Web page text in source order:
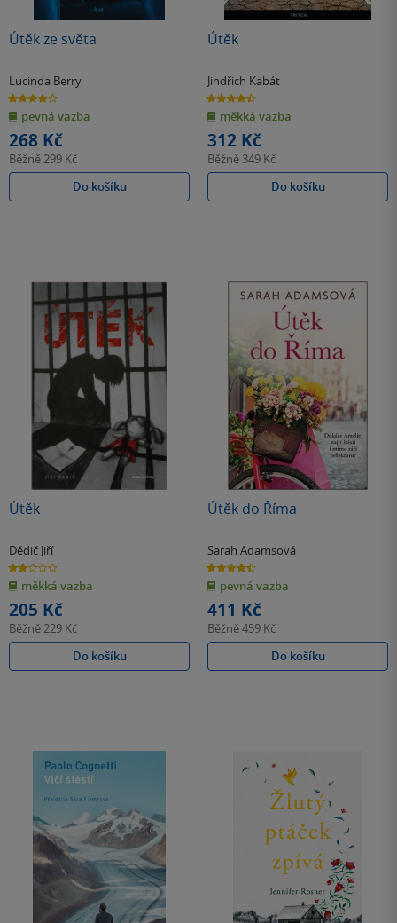
Útěk ze světa
Lucinda Berry
4.0
z
5
hvězdiček
pevná vazba
268 Kč
Běžně299 Kč
Do košíku
Útěk
Jindřich Kabát
4.5
z
5
hvězdiček
měkká vazba
312 Kč
Běžně 349 Kč
Do košíku
Útěk
Dědič Jiří
2.0
z
5
hvězdiček
měkká vazba
205 Kč
Běžně229 Kč
Do košíku
Útěk do Říma
Sarah Adamsová
4.4
z
5
hvězdiček
pevná vazba
411 Kč
Běžně459 Kč
Do košíku